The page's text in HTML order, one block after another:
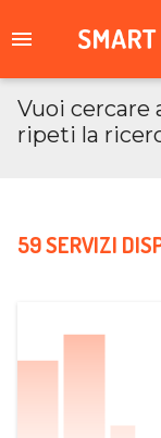
Vuoi cercare
ripeti la
59 SERVIZI